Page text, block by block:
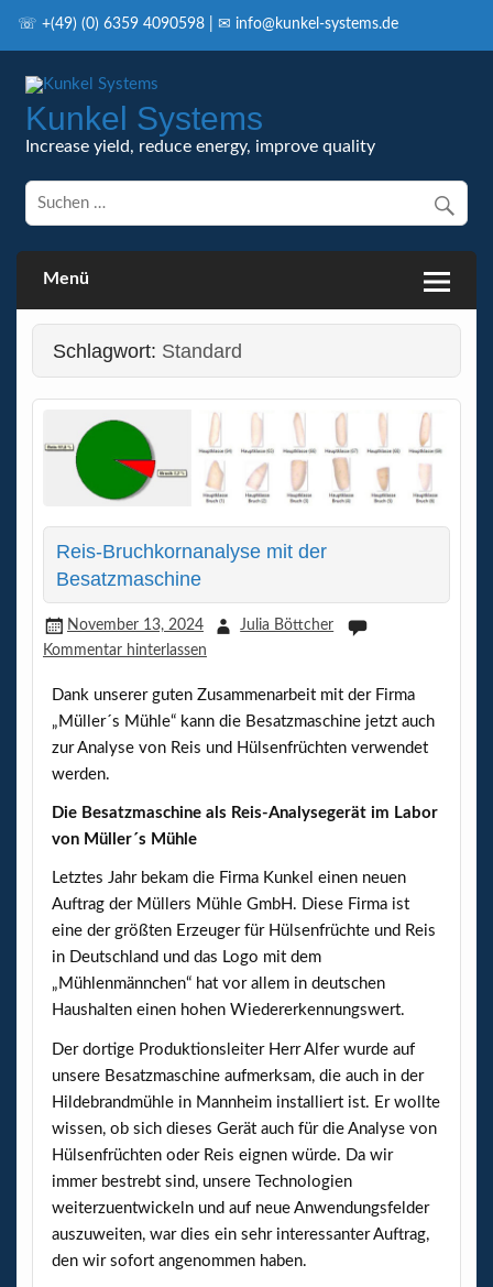
☏ +(49) (0) 6359 4090598 | ✉ info@kunkel-systems.de
Kunkel Systems
Increase yield, reduce energy, improve quality
Menü
Schlagwort: Standard
Reis-Bruchkornanalyse mit der
Besatzmaschine
November 13, 2024
Julia Böttcher
Kommentar hinterlassen
Dank unserer guten Zusammenarbeit mit der Firma
„Müller´s Mühle“ kann die Besatzmaschine jetzt auch
zur Analyse von Reis und Hülsenfrüchten verwendet
werden.
Die Besatzmaschine als Reis-Analysegerät im Labor
von Müller´s Mühle
Letztes Jahr bekam die Firma Kunkel einen neuen
Auftrag der Müllers Mühle GmbH. Diese Firma ist
eine der größten Erzeuger für Hülsenfrüchte und Reis
in Deutschland und das Logo mit dem
„Mühlenmännchen“ hat vor allem in deutschen
Haushalten einen hohen Wiedererkennungswert.
Der dortige Produktionsleiter Herr Alfer wurde auf
unsere Besatzmaschine aufmerksam, die auch in der
Hildebrandmühle in Mannheim installiert ist. Er wollte
wissen, ob sich dieses Gerät auch für die Analyse von
Hülsenfrüchten oder Reis eignen würde. Da wir
immer bestrebt sind, unsere Technologien
weiterzuentwickeln und auf neue Anwendungsfelder
auszuweiten, war dies ein sehr interessanter Auftrag,
den wir sofort angenommen haben.